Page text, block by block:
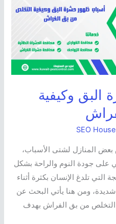
وكيفية
SEO House
المنازل لشتى الأسباب،
على جودة النوم والراحة بشكل
التي تلدغ الإنسان بكثرة أثناء
ومن هنا يأتي البحث عن
من بق الفراش بهدف